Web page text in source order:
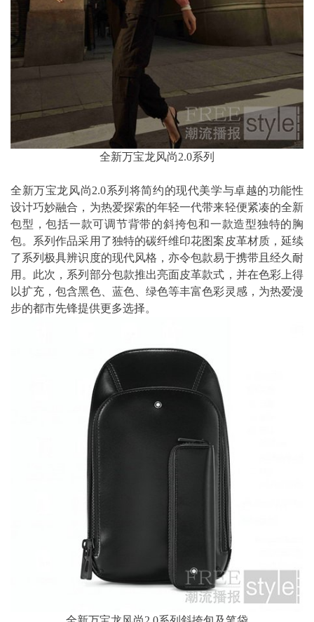
全新万宝龙风尚2.0系列
全新万宝龙风尚2.0系列将简约的现代美学与卓越的功能性
设计巧妙融合，为热爱探索的年轻一代带来轻便紧凑的全新
包型，包括一款可调节背带的斜挎包和一款造型独特的胸
包。系列作品采用了独特的碳纤维印花图案皮革材质，延续
了系列极具辨识度的现代风格，亦令包款易于携带且经久耐
用。此次，系列部分包款推出亮面皮革款式，并在色彩上得
以扩充，包含黑色、蓝色、绿色等丰富色彩灵感，为热爱漫
步的都市先锋提供更多选择。